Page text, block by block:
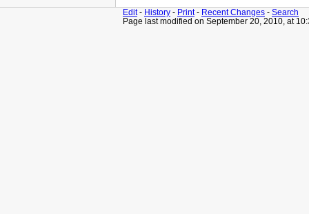
Edit- History - Print- Recent Changes - Search
Page last modified on September 20, 2010, at